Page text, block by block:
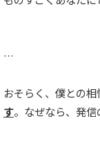
…
おそらく、僕との相
す。なぜなら、発信